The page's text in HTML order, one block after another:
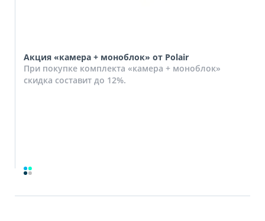
Акция «камера + моноблок» от Polair
При покупке комплекта «камера + моноблок»
скидка составит до 12%.